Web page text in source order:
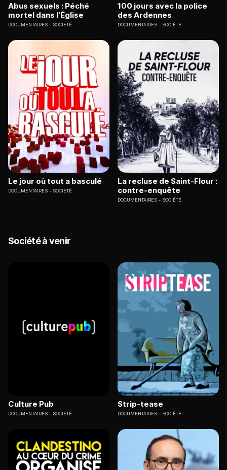
Abus sexuels : Péché
mortel dans l'Église
DOCUMENTAIRES SOCIÉTÉ
100 jours avec la police
des Ardennes
DOCUMENTAIRES SOCIÉTÉ
Le jour où tout a basculé
DOCUMENTAIRES SOCIÉTÉ
La recluse de Saint-Flour :
contre-enquête
DOCUMENTAIRES SOCIÉTÉ
Société à venir
Culture Pub
DOCUMENTAIRES SOCIÉTÉ
Strip-tease
DOCUMENTAIRES SOCIÉTÉ